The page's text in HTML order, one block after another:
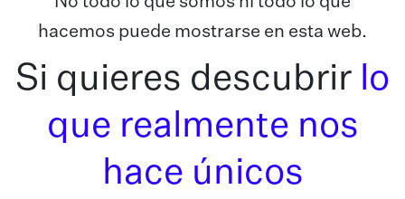
hacemos puede mostrarse en esta web.
Si quieres descubrir lo
que realmente nos
hace únicos